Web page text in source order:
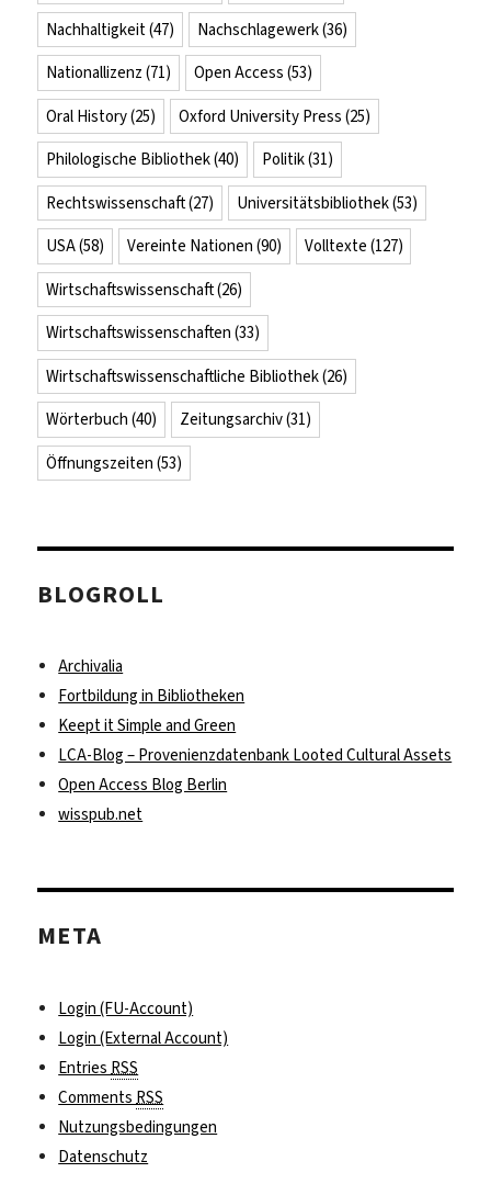
Nachhaltigkeit(47) Nachschlagewerk(36)
Nationallizenz (71) Open Access (53)
Oral History(25) Oxford University Press (25)
Philologische Bibliothek(40) Politik(31)
Rechtswissenschaft(27) Universitätsbibliothek(53)
USA(58) Vereinte Nationen (90) Volltexte (127)
Wirtschaftswissenschaft(26)
Wirtschaftswissenschaften (33)
Wirtschaftswissenschaftliche Bibliothek(26)
Wörterbuch (40) Zeitungsarchiv(31)
Öffnungszeiten (53)
BLOGROLL
Archivalia
Fortbildung in Bibliotheken
Keept it Simple and Green
LCA-Blog – Provenienzdatenbank Looted Cultural Assets
Open Access Blog Berlin
wisspub.net
META
Login (FU-Account)
Login (External Account)
Entries RSS
Comments RSS
Nutzungsbedingungen
Datenschutz